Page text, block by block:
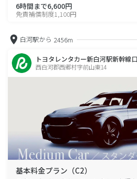
6時間まで6,600円
免責補償制度1,100円
白河駅から 2456m
トヨタレンタカー新白河駅新幹線口
西白河郡西郷村字前山東14
基本料金プラン（C2）